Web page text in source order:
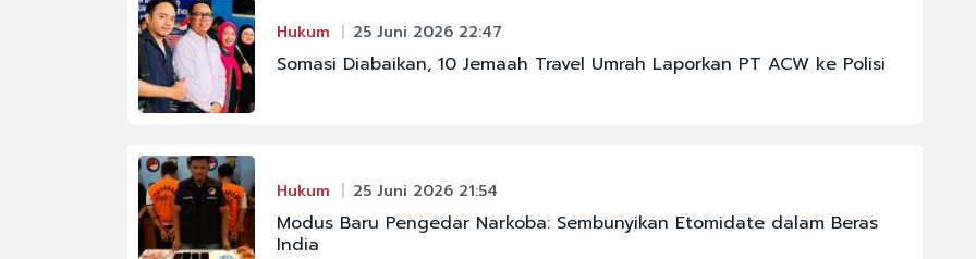
Hukum 25 Juni 2026 22:47
Somasi Diabaikan, 10 Jemaah Travel Umrah Laporkan PT ACW ke Polisi
Hukum 25 Juni 2026 21:54
Modus Baru Pengedar Narkoba: Sembunyikan Etomidate dalam Beras
India